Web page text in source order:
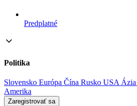
Predplatné
Politika
Slovensko Európa Čína Rusko USA Ázia
Amerika
Zaregistrovať sa